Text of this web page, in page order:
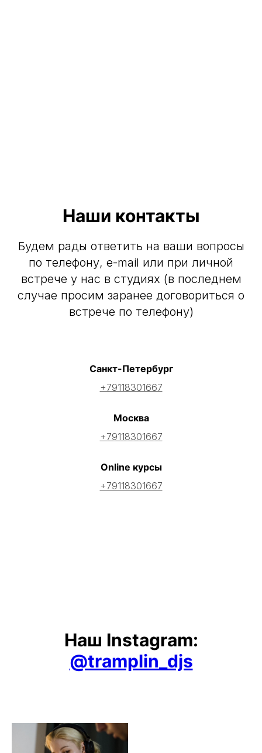
Наши контакты
Будем рады ответить на ваши вопросы
по телефону, e-mail или при личной
встрече у нас в студиях (в последнем
случае просим заранее договориться о
встрече по телефону)
Санкт-Петербург
+79118301667
Москва
+79118301667
Online курсы
+79118301667
Наш Instagram:
@tramplin_djs